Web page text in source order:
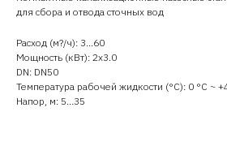
для сбора и отвода сточных вод
Расход (м?/ч): 3…60
Мощность (кВт): 2x3.0
DN: DN50
Температура рабочей жидкости (°C): 0 °С ~
Напор, м: 5…35